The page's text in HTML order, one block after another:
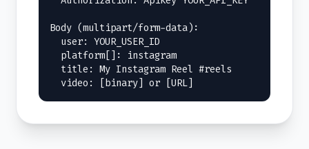
Body (multipart/form-data):
  video: [binary] or [URL]